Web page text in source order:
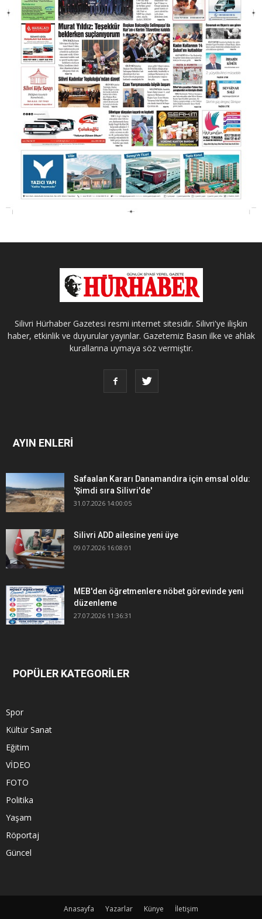
Silivri Hürhaber Gazetesi resmi internet sitesidir. Silivri'ye ilişkin
haber, etkinlik ve duyurular yayınlar. Gazetemiz Basın ilke ve ahlak
kurallarına uymaya söz vermiştir.
AYIN ENLERİ
Safaalan Kararı Danamandıra için emsal oldu:
'Şimdi sıra Silivri'de'
31.07.2026 14:00:05
Silivri ADD ailesine yeni üye
09.07.2026 16:08:01
MEB'den öğretmenlere nöbet görevinde yeni
düzenleme
27.07.2026 11:36:31
POPÜLER KATEGORİLER
Spor
Kültür Sanat
Eğitim
VİDEO
FOTO
Politika
Yaşam
Röportaj
Güncel
Anasayfa Yazarlar Künye İletişim